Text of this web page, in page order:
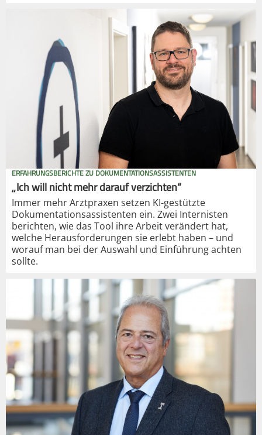
ERFAHRUNGSBERICHTE ZU DOKUMENTATIONSASSISTENTEN
„Ich will nicht mehr darauf verzichten“
Immer mehr Arztpraxen setzen KI-gestützte
Dokumentationsassistenten ein. Zwei Internisten
berichten, wie das Tool ihre Arbeit verändert hat,
welche Herausforderungen sie erlebt haben – und
worauf man bei der Auswahl und Einführung achten
sollte.